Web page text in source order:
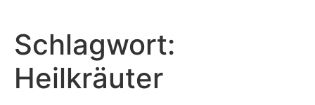
springen
Schlagwort:
Heilkräuter